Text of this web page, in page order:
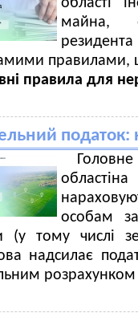
області
майна,
правилами,
правила для
податок:
особам
(у тому числі
надсилає